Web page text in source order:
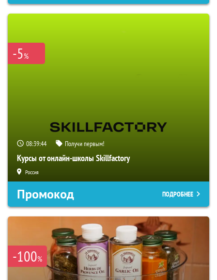
-5%
08:39:43 Получи первым!
Курсы от онлайн-школы Skillfactory
Россия
Промокод ПОДРОБНЕЕ
-100%